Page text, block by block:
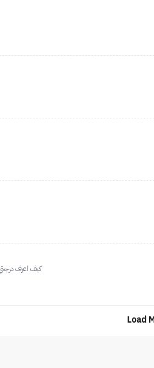
كيف اعرف درجتي
Load